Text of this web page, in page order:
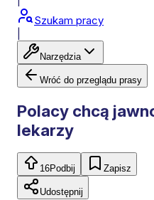
Szukam pracy
Narzędzia
Wróć do przeglądu prasy
Polacy chcą
lekarzy
16Podbij Zapisz
Udostępnij